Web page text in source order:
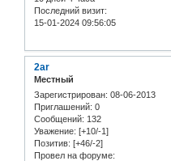
Последний визит:
15-01-2024 09:56:05
2ar
Местный
Зарегистрирован: 08-06-2013
Приглашений: 0
Сообщений: 132
Уважение: [+10/-1]
Позитив: [+46/-2]
Провел на форуме: